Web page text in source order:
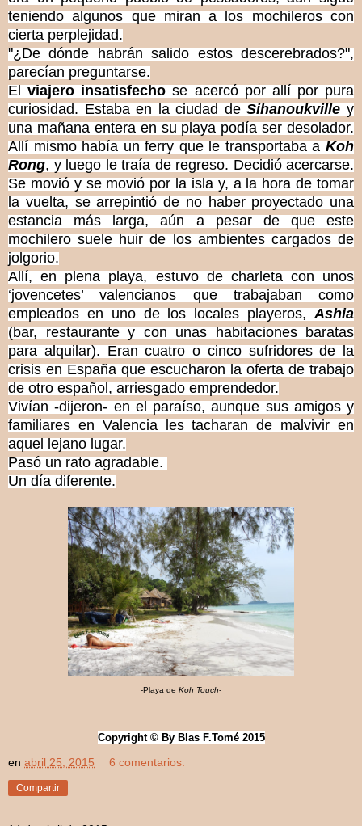
teniendo algunos que miran a los mochileros con
cierta perplejidad.
"¿De dónde habrán salido estos descerebrados?",
parecían preguntarse.
Elviajero insatisfechose acercó por allí por pura
curiosidad. Estaba en la ciudad deSihanoukvilley
una mañana entera en su playa podía ser desolador.
Allí mismo había un ferry que le transportaba aKoh
Rong, y luego le traía de regreso. Decidió acercarse.
Se movió y se movió por la isla y, a la hora de tomar
la vuelta, se arrepintió de no haber proyectado una
estancia más larga, aún a pesar de que este
mochilero suele huir de los ambientes cargados de
jolgorio.
Allí, en plena playa, estuvo de charleta con unos
‘jovencetes’ valencianos que trabajaban como
empleados en uno de los locales playeros,Ashia
(bar, restaurante y con unas habitaciones baratas
para alquilar). Eran cuatro o cinco sufridores de la
crisis en España que escucharon la oferta de trabajo
de otro español, arriesgado emprendedor.
Vivían -dijeron- en el paraíso, aunque sus amigos y
familiares en Valencia les tacharan de malvivir en
aquel lejano lugar.
Pasó un rato agradable.
Un día diferente.
-Playa de Koh Touch-
Copyright © By Blas F.Tomé 2015
en abril 25, 2015 6 comentarios:
Compartir